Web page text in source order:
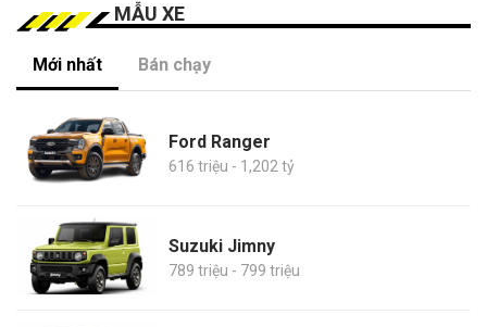
MẪU XE
Mới nhất Bán chạy
Ford Ranger
616 triệu - 1,202 tỷ
Suzuki Jimny
789 triệu - 799 triệu